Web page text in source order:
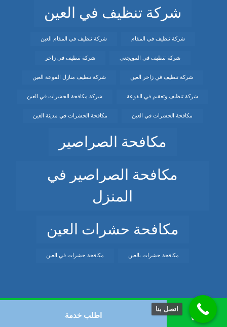
شركة تنظيف في العين
شركة تنظيف في المقام شركة تنظيف في المقام العين
شركة تنظيف في المويجعي شركة تنظيف في زاخر
شركة تنظيف في زاخر العين شركة تنظيف منازل الفوعة العين
شركة تنظيف وتعقيم في الفوعة شركة مكافحة الحشرات في العين
مكافحة الحشرات في العين مكافحة الحشرات في مدينة العين
مكافحة الصراصير
مكافحة الصراصير في
المنزل
مكافحة حشرات العين
مكافحة حشرات بالعين مكافحة حشرات في العين
© حقوق النشر 2026. كل الحقوق محفوظة. اطلب خدمة
اتصل بنا